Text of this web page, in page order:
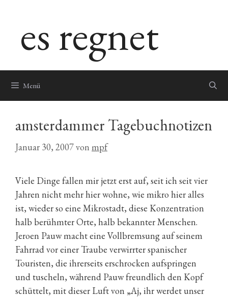
springenes regnet
Menü
amsterdammer Tagebuchnotizen
Januar 30, 2007von mpf
Viele Dinge fallen mir jetzt erst auf, seit ich seit vier
Jahren nicht mehr hier wohne, wie mikro hier alles
ist, wieder so eine Mikrostadt, diese Konzentration
halb berühmter Orte, halb bekannter Menschen.
Jeroen Pauw macht eine Vollbremsung auf seinem
Fahrrad vor einer Traube verwirrter spanischer
Touristen, die ihrerseits erschrocken aufspringen
und tuscheln, während Pauw freundlich den Kopf
schüttelt, mit dieser Luft von „Aj, ihr werdet unser